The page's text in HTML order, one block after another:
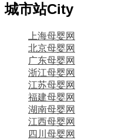
城市站City
上海母婴网
北京母婴网
广东母婴网
浙江母婴网
江苏母婴网
福建母婴网
湖南母婴网
江西母婴网
四川母婴网